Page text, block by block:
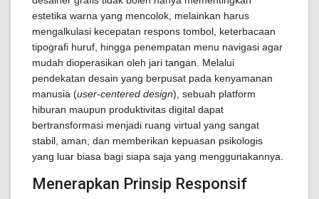
estetika warna yang mencolok, melainkan harus
mengalkulasi kecepatan respons tombol, keterbacaan
tipografi huruf, hingga penempatan menu navigasi agar
mudah dioperasikan oleh jari tangan. Melalui
pendekatan desain yang berpusat pada kenyamanan
manusia (user-centered design), sebuah platform
hiburan maupun produktivitas digital dapat
bertransformasi menjadi ruang virtual yang sangat
stabil, aman, dan memberikan kepuasan psikologis
yang luar biasa bagi siapa saja yang menggunakannya.
Menerapkan Prinsip Responsif